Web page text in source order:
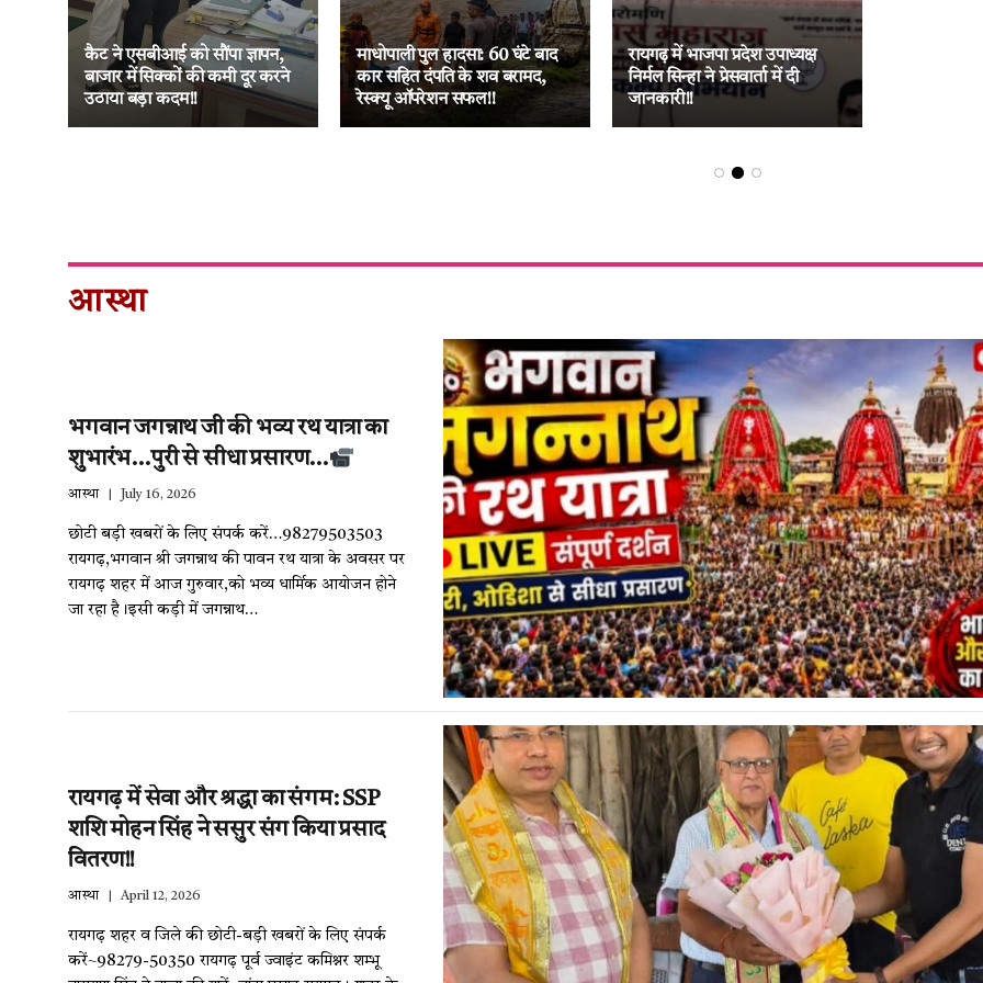
कैट ने एसबीआई को सौंपा ज्ञापन,
बाजार में सिक्कों की कमी दूर करने
उठाया बड़ा कदम!!
माधोपाली पुल हादसा: 60 घंटे बाद
कार सहित दंपति के शव बरामद,
रेस्क्यू ऑपरेशन सफल!!
रायगढ़ में भाजपा प्रदेश उपाध्यक्ष
निर्मल सिन्हा ने प्रेसवार्ता में दी
जानकारी!!
आस्था
भगवान जगन्नाथ जी की भव्य रथ यात्रा का
शुभारंभ…पुरी से सीधा प्रसारण…
आस्था July 16, 2026
छोटी बड़ी खबरों के लिए संपर्क करें…98279503503
रायगढ़,भगवान श्री जगन्नाथ की पावन रथ यात्रा के अवसर पर
रायगढ़ शहर में आज गुरुवार,को भव्य धार्मिक आयोजन होने
जा रहा है।इसी कड़ी में जगन्नाथ…
रायगढ़ में सेवा और श्रद्धा का संगम: SSP
शशि मोहन सिंह ने ससुर संग किया प्रसाद
वितरण!!
आस्था April 12, 2026
रायगढ़ शहर व जिले की छोटी-बड़ी खबरों के लिए संपर्क
करें~98279-50350 रायगढ़ पूर्व ज्वाइंट कमिश्नर शम्भू